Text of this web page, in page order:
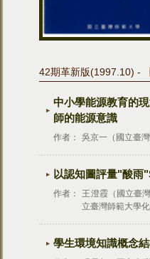
42期革新版(1997.10) -
中小學能源教育的
師的能源意識
作者： 吳京一（國立臺
以認知圖評量"酸雨
作者：
王澄霞（國立臺
立臺灣師範大學化
學生環境知識概念